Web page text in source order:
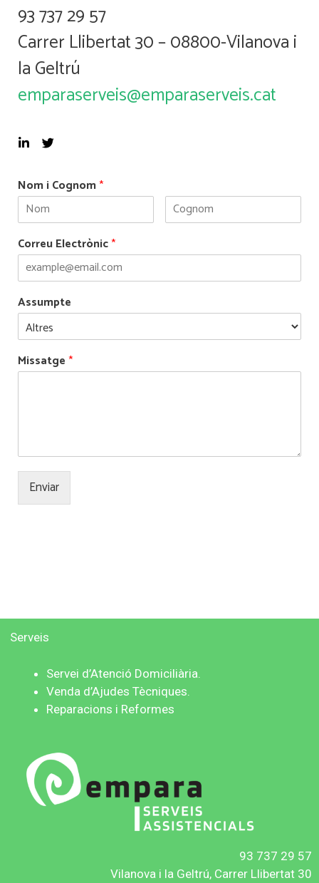
93 737 29 57
Carrer Llibertat 30 – 08800-Vilanova i
la Geltrú
emparaserveis@emparaserveis.cat
Nom i Cognom*
Correu Electrònic*
Assumpte
Missatge*
Enviar
Serveis
Servei d’Atenció Domiciliària.
Venda d’Ajudes Tècniques.
Reparacions i Reformes
93 737 29 57
Vilanova i la Geltrú, Carrer Llibertat 30